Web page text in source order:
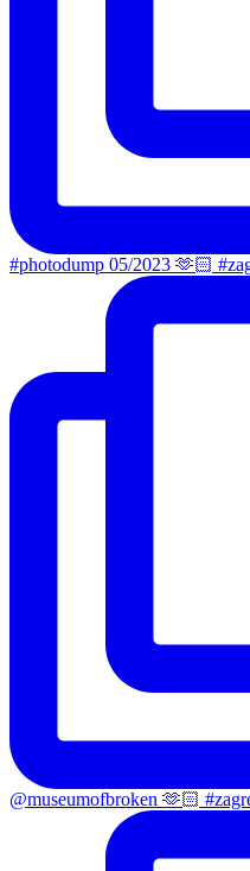
#photodump 05/2023 🫶🏻
@museumofbroken 🫶🏻